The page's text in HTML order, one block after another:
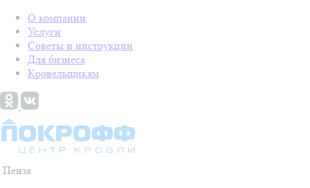
О компании
Услуги
Советы и инструкции
Для бизнеса
Кровельщикам
Пенза